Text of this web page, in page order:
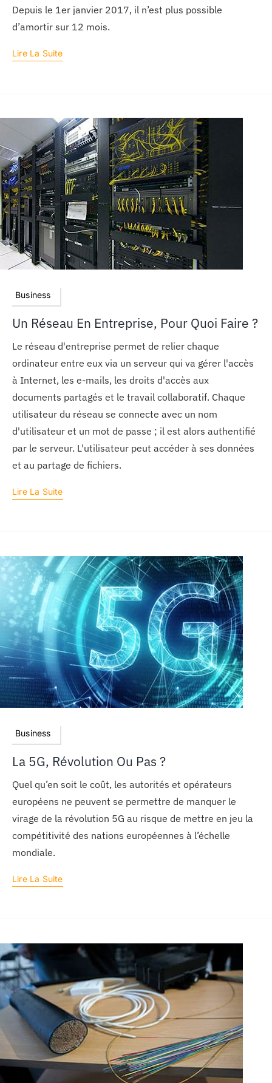
Depuis le 1er janvier 2017, il n’est plus possible
d’amortir sur 12 mois.
Lire La Suite
Business
Un Réseau En Entreprise, Pour Quoi Faire ?
Le réseau d'entreprise permet de relier chaque
ordinateur entre eux via un serveur qui va gérer l'accès
à Internet, les e-mails, les droits d'accès aux
documents partagés et le travail collaboratif. Chaque
utilisateur du réseau se connecte avec un nom
d'utilisateur et un mot de passe ; il est alors authentifié
par le serveur. L'utilisateur peut accéder à ses données
et au partage de fichiers.
Lire La Suite
Business
La 5G, Révolution Ou Pas ?
Quel qu’en soit le coût, les autorités et opérateurs
européens ne peuvent se permettre de manquer le
virage de la révolution 5G au risque de mettre en jeu la
compétitivité des nations européennes à l’échelle
mondiale.
Lire La Suite